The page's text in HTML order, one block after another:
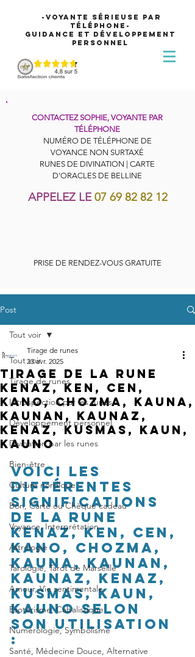
-Voyante sérieuse par
téléphone-
Guidance et développement
personnel
CONTACTEZ SOPHIE, VOYANTE PAR
TÉLÉPHONE
NUMÉRO DE TÉLÉPHONE DE
VOYANCE NON SURTAXÉ
RUNES DE DIVINATION | CARTE
D'ORACLES DE BELLINE
APPELEZ LE07 69 82 82 12
PRISE DE RENDEZ-VOUS GRATUITE
Post
Tout voir
Tirage de runes
Introspection par les runes
Développement personnel
Divination par les runes
Bien-être
Culture nordique
Bon, Carte ou Chèque cadeau
Voyance, Interprétation
Astrologie
Tarologie, Tarot de Marseille
Amour, Vie sentimentale
Esotérisme, Cabalistique
Numérologie, Symbolisme
Santé, Médecine Douce, Alternative
Tout voir
Tirage de la rune
Kenaz, Ken, Cen,
Kano, Chozma, Kauna,
Kaunan, Kaunaz,
Kenaz, Kusmas, Kaun,
Kauno
Tirage de runes
23 avr. 2025
Voici les
différentes
significations
de la rune
Kenaz, Ken, Cen,
Kano, Chozma,
Kauna, Kaunan,
Kaunaz, Kenaz,
Kusmas, Kaun,
Kauno selon
son utilisation
: